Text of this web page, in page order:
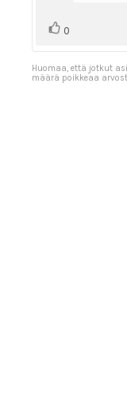
Äänestä
0
Huomaa, että jotkut
määrä poikkeaa